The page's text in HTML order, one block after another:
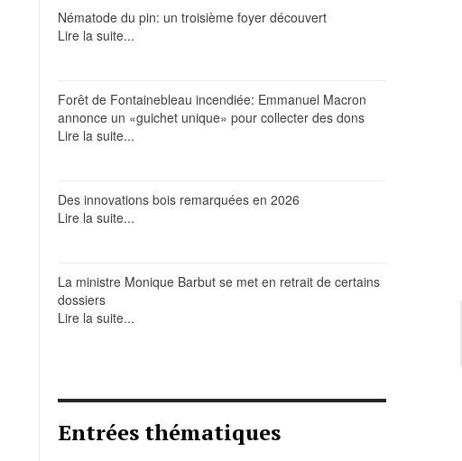
Nématode du pin: un troisième foyer découvert
Lire la suite...
Forêt de Fontainebleau incendiée: Emmanuel Macron
annonce un «guichet unique» pour collecter des dons
Lire la suite...
Des innovations bois remarquées en 2026
Lire la suite...
La ministre Monique Barbut se met en retrait de certains
dossiers
Lire la suite...
Entrées thématiques